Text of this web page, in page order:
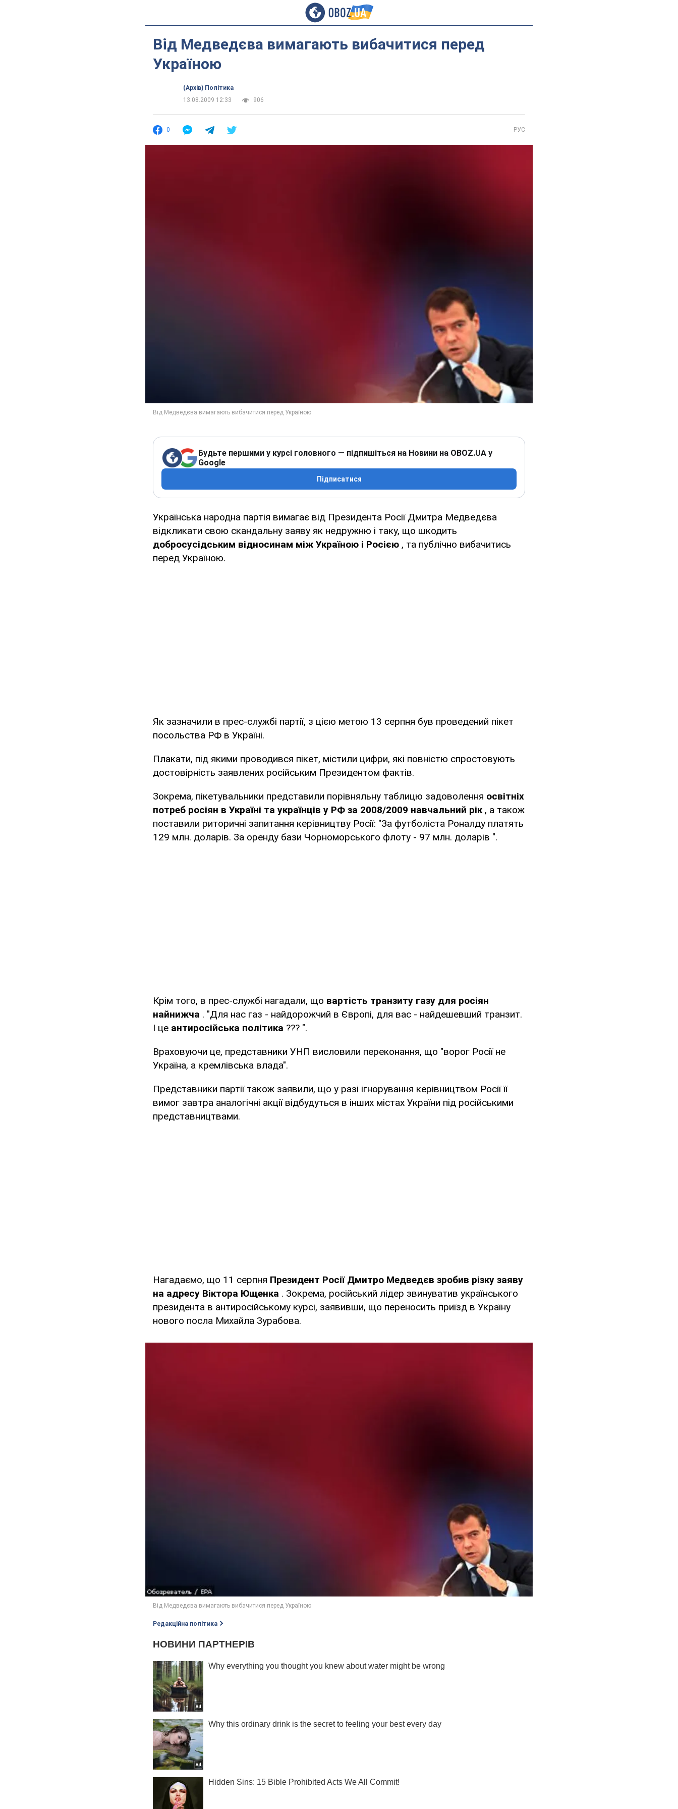
Від Медведєва вимагають вибачитися перед
Україною
(Архів) Політика
13.08.2009 12:33
906
0 РУС
Будьте першими у курсі головного — підпишіться на Новини на OBOZ.UA у
Google
Підписатися
Українська народна партія вимагає від Президента Росії Дмитра Медведєва
відкликати свою скандальну заяву як недружню і таку, що шкодить
добросусідським відносинам між Україною і Росією , та публічно вибачитись
перед Україною.
Як зазначили в прес-службі партії, з цією метою 13 серпня був проведений пікет
посольства РФ в Україні.
Плакати, під якими проводився пікет, містили цифри, які повністю спростовують
достовірність заявлених російським Президентом фактів.
Зокрема, пікетувальники представили порівняльну таблицю задоволення освітніх
потреб росіян в Україні та українців у РФ за 2008/2009 навчальний рік, а також
поставили риторичні запитання керівництву Росії: "За футболіста Роналду платять
129 млн. доларів. За оренду бази Чорноморського флоту - 97 млн. доларів ".
Крім того, в прес-службі нагадали, що вартість транзиту газу для росіян
найнижча . "Для нас газ - найдорожчий в Європі, для вас - найдешевший транзит.
І це антиросійська політика ??? ".
Враховуючи це, представники УНП висловили переконання, що "ворог Росії не
Україна, а кремлівська влада".
Представники партії також заявили, що у разі ігнорування керівництвом Росії її
вимог завтра аналогічні акції відбудуться в інших містах України під російськими
представництвами.
Нагадаємо, що 11 серпня Президент Росії Дмитро Медведєв зробив різку заяву
на адресу Віктора Ющенка . Зокрема, російський лідер звинуватив українського
президента в антиросійському курсі, заявивши, що переносить приїзд в Україну
нового посла Михайла Зурабова.
Редакційна політика